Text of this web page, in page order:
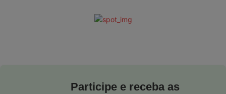
Participe e receba as